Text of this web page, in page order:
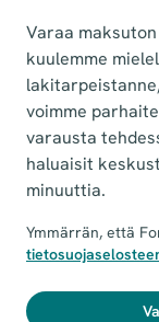
Varaa
kuulemme
voimme
varausta
haluaisit
minuuttia.
Ymmärrän, että